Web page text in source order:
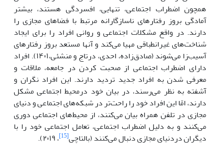
همچون اضطراب اجتماعی، تنهایی، افسردگی هستند، بیشتر
آمادگی بروز رفتارهای ناسازگارانه مرتبط با فضاهای مجازی را
دارند. در واقع مشکلات اجتماعی و روانی افراد را برای ‌‌ایجاد
شناخت‌‌‌‌‌‌های غیرانطباقی مهیا ‌‌‌‌‌‌می‌کند و آنها مستعد بروز رفتارهای
آسیب‌زا ‌‌‌‌‌می‌شوند (صادق‌زاده، احدی، درتاج و منشئی،۱۴۰۱). افراد
دارای اضطراب اجتماعی از صحبت کردن در جامعه، ملاقات و
معرفی شدن به افراد جدید ‌تر‌‌‌‌‌دید دارند.‌‌ این افراد نگران و
آشفته به نظر ‌‌‌می‌رسند، در بیان خود درمحیط اجتماعی مشکل
دارند، امّا‌‌ این افراد خود را راحت‌تر‌‌‌‌‌‌ در شبکه‌‌‌‌‌‌های اجتماعی و دنیای
مجازی در تلفن همراه بیان ‌‌‌‌‌‌می‌کنند، از محیط‌‌‌‌‌‌های اجتماعی دوری
‌‌‌‌‌‌می‌کنند و به دلیل اضطراب اجتماعی، تعامل اجتماعی خود را با
دیگران دردنیای مجازی دنبال ‌‌‌‌‌‌می‌کنند (بالتاچی[15]
، ۲۰۱۹).